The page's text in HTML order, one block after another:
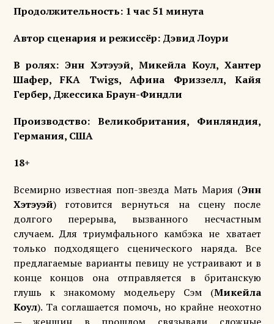
Продолжительность: 1 час 51 минута
Автор сценария и режиссёр: Дэвид Лоури
В ролях: Энн Хэтэуэй, Микейла Коул, Хантер
Шафер, FKA Twigs, Афина Фриззелл, Кайя
Гербер, Джессика Браун-Финдли
Производство: Великобритания, Финляндия,
Германия, США
18+
Всемирно известная поп-звезда Мать Мария (Энн
Хэтэуэй) готовится вернуться на сцену после
долгого перерыва, вызванного несчастным
случаем. Для триумфального камбэка не хватает
только подходящего сценического наряда. Все
предлагаемые варианты певицу не устраивают и в
конце концов она отправляется в британскую
глушь к знакомому модельеру Сэм (Микейла
Коул). Та соглашается помочь, но крайне неохотно